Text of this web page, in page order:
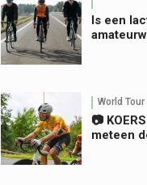
Is een
World Tour
📷
meteen